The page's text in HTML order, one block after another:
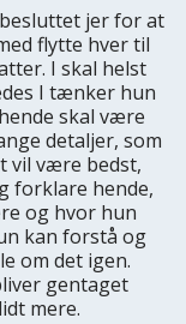
jer for at
flytte hver til
I skal helst
I tænker hun
skal være
detaljer, som
vil være bedst,
forklare hende,
og hvor hun
kan forstå og
om det igen.
gentaget
mere.